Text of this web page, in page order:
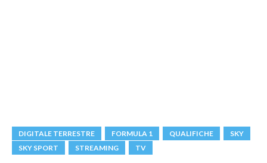
DIGITALE TERRESTRE FORMULA 1 QUALIFICHE
SKY
SKY SPORT
STREAMING TV